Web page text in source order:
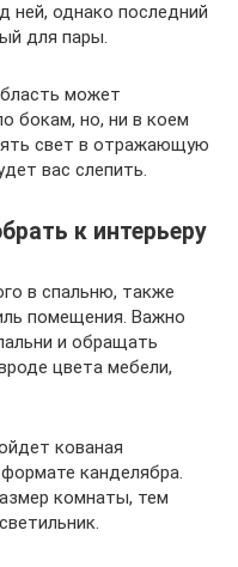
ней, однако последний
для пары.
может
бокам, но, ни в коем
свет в отражающую
вас слепить.
к интерьеру
в спальню, также
помещения. Важно
и обращать
цвета мебели,
кованая
канделябра.
комнаты, тем